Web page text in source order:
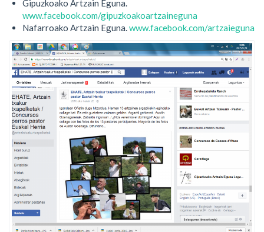
Gipuzkoako Artzain Eguna.
www.facebook.com/gipuzkoakoartzaineguna
Nafarroako Artzain Eguna. www.facebook.com/artzaieguna